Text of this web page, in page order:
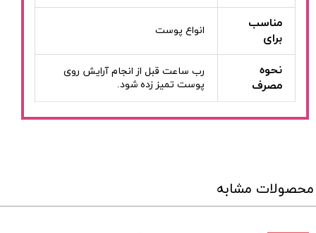
مناسب
برای
انواع پوست
نحوه
مصرف
رب ساعت قبل از انجام آرایش روی
پوست تمیز زده شود.
محصولات مشابه